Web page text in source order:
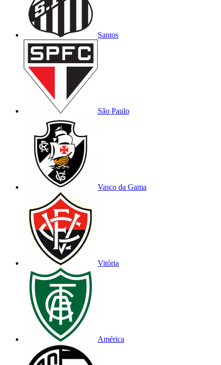
Santos
São Paulo
Vasco da Gama
Vitória
América